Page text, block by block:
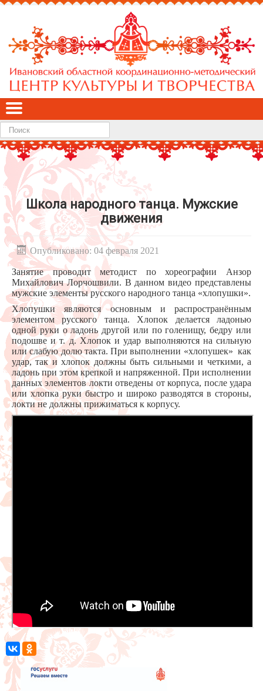
Найти
Школа народного танца. Мужские
движения
Опубликовано: 04 февраля 2021
Занятие проводит методист по хореографии Анзор
Михайлович Лорчошвили. В данном видео представлены
мужские элементы русского народного танца «хлопушки».
Хлопушки являются основным и распространённым
элементом русского танца. Хлопок делается ладонью
одной руки о ладонь другой или по голенищу, бедру или
подошве и т. д. Хлопок и удар выполняются на сильную
или слабую долю такта. При выполнении «хлопушек» как
удар, так и хлопок должны быть сильными и четкими, а
ладонь при этом крепкой и напряженной. При исполнении
данных элементов локти отведены от корпуса, после удара
или хлопка руки быстро и широко разводятся в стороны,
локти не должны прижиматься к корпусу.